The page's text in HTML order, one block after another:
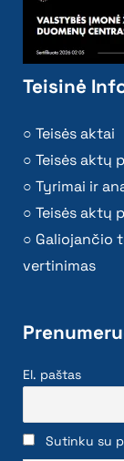
Teisinė
Teisės aktai
Teisės aktų
Tyrimai ir
Teisės aktų
Galiojančio
vertinimas
El. paštas
Sutinku su